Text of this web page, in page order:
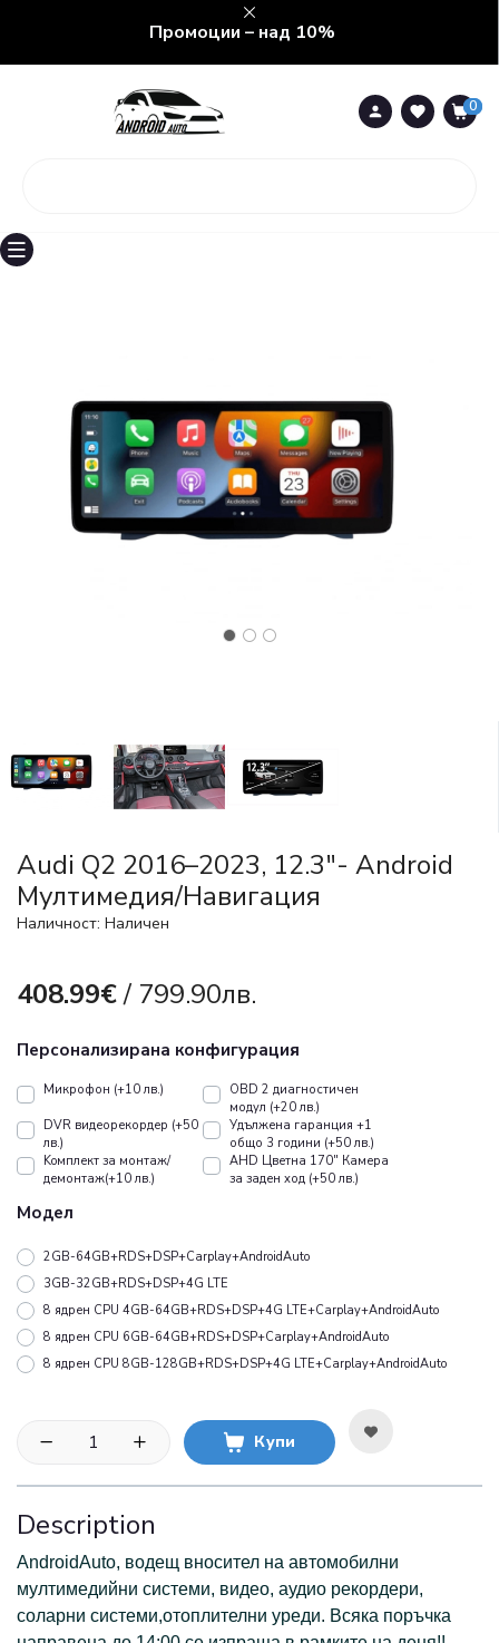
Промоции – над 10%
0
0
Audi Q2 2016–2023, 12.3"- Android
Мултимедия/Навигация
Наличност: Наличен
408.99€/ 799.90лв.
Персонализирана конфигурация
Микрофон (+10 лв.)
OBD 2 диагностичен
модул (+20 лв.)
DVR видеорекордер (+50
лв.)
Удължена гаранция +1
общо 3 години (+50 лв.)
Koмплект за монтаж/
демонтаж(+10 лв.)
AHD Цветна 170" Камера
за заден ход (+50 лв.)
Модел
2GB-64GB+RDS+DSP+Carplay+AndroidAuto
3GB-32GB+RDS+DSP+4G LTE
8 ядрен CPU 4GB-64GB+RDS+DSP+4G LTE+Carplay+AndroidAuto
8 ядрен CPU 6GB-64GB+RDS+DSP+Carplay+AndroidAuto
8 ядрен CPU 8GB-128GB+RDS+DSP+4G LTE+Carplay+AndroidAuto
Купи
Description
АndroidAuto, водещ вносител на автомобилни
мултимедийни системи, видео, аудио рекордери,
соларни системи,отоплителни уреди. Всяка поръчка